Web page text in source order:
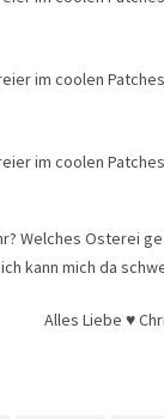
Welches Osterei
kann mich da
Alles Liebe ♥